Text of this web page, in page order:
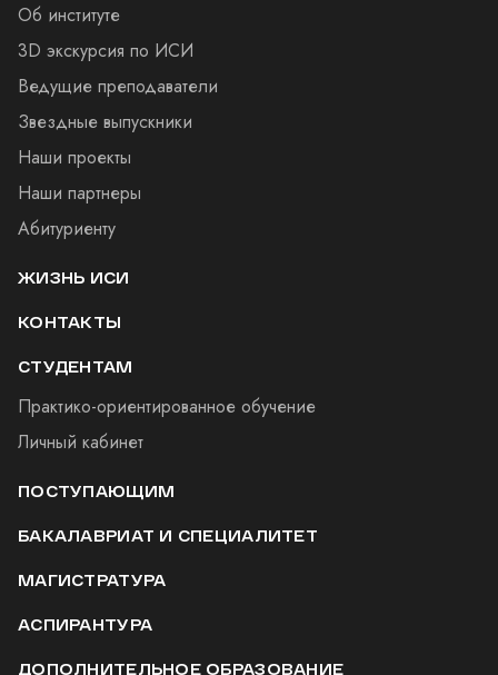
Об институте
3D экскурсия по ИСИ
Ведущие преподаватели
Звездные выпускники
Наши проекты
Наши партнеры
Абитуриенту
ЖИЗНЬ ИСИ
КОНТАКТЫ
СТУДЕНТАМ
Практико-ориентированное обучение
Личный кабинет
ПОСТУПАЮЩИМ
БАКАЛАВРИАТ И СПЕЦИАЛИТЕТ
МАГИСТРАТУРА
АСПИРАНТУРА
ДОПОЛНИТЕЛЬНОЕ ОБРАЗОВАНИЕ